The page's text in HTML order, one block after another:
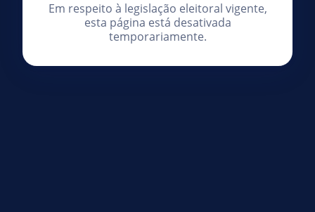
Em respeito à legislação eleitoral vigente,
esta página está desativada
temporariamente.